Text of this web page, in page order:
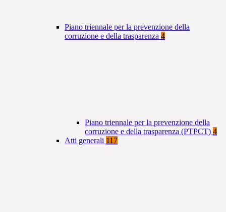
Piano triennale per la prevenzione della
corruzione e della trasparenza 4
Piano triennale per la prevenzione della
corruzione e della trasparenza (PTPCT) 4
Atti generali 117